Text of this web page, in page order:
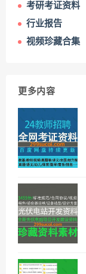
考研考证资料
行业报告
视频珍藏合集
更多内容